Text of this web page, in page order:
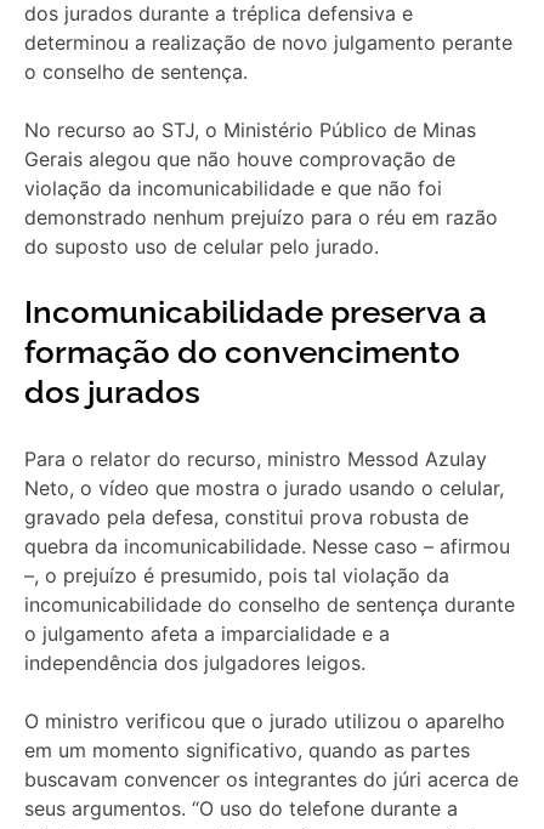
dos jurados durante a tréplica defensiva e
determinou a realização de novo julgamento perante
o conselho de sentença.
No recurso ao STJ, o Ministério Público de Minas
Gerais alegou que não houve comprovação de
violação da incomunicabilidade e que não foi
demonstrado nenhum prejuízo para o réu em razão
do suposto uso de celular pelo jurado.
Incomunicabilidade preserva a
formação do convencimento
dos jurados
Para o relator do recurso, ministro Messod Azulay
Neto, o vídeo que mostra o jurado usando o celular,
gravado pela defesa, constitui prova robusta de
quebra da incomunicabilidade. Nesse caso – afirmou
–, o prejuízo é presumido, pois tal violação da
incomunicabilidade do conselho de sentença durante
o julgamento afeta a imparcialidade e a
independência dos julgadores leigos.
O ministro verificou que o jurado utilizou o aparelho
em um momento significativo, quando as partes
buscavam convencer os integrantes do júri acerca de
seus argumentos. “O uso do telefone durante a